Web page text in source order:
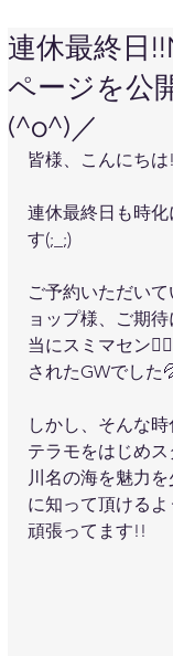
連休最終日
ページを公
(^o^)／
皆様、こんにち
連休最終日も時
す(;_;)
ご予約いただい
ョップ様、ご期
当にスミマセン
されたGWでした
しかし、そんな
テラモをはじめ
川名の海を魅力
に知って頂ける
頑張ってます!!